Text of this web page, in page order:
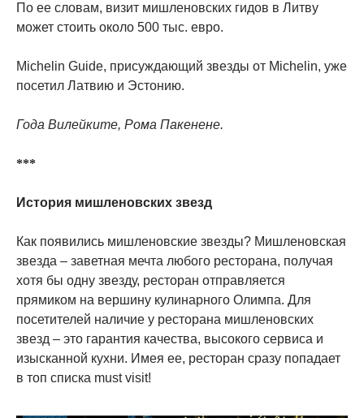
По ее словам, визит мишленовских гидов в Литву
может стоить около 500 тыс. евро.
Michelin Guide, присуждающий звезды от Michelin, уже
посетил Латвию и Эстонию.
Года Вилейките, Рома Пакенене.
***
История мишленовских звезд
Как появились мишленовские звезды? Мишленовская
звезда – заветная мечта любого ресторана, получая
хотя бы одну звезду, ресторан отправляется
прямиком на вершину кулинарного Олимпа. Для
посетителей наличие у ресторана мишленовских
звезд – это гарантия качества, высокого сервиса и
изысканной кухни. Имея ее, ресторан сразу попадает
в топ списка must visit!